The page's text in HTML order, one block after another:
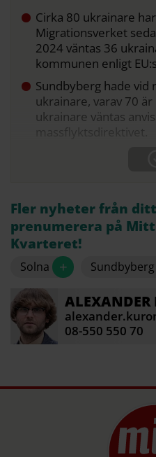
Cirka 80 ukrainare
Migrationsverket
2024 väntas 36
kommunen enligt
Sundbyberg hade vid
ukrainare, varav 70
ukrainare väntas
massflyktsdirektivet.
Fler nyheter från
prenumerera på
Kvarteret!
Solna + Sundbyberg
ALEXANDER
08-550 550 70